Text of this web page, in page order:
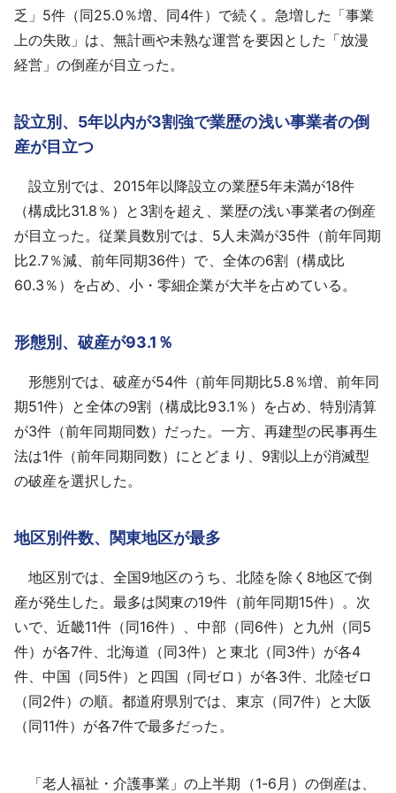
乏」5件（同25.0％増、同4件）で続く。急増した「事業
上の失敗」は、無計画や未熟な運営を要因とした「放漫
経営」の倒産が目立った。
設立別、5年以内が3割強で業歴の浅い事業者の倒
産が目立つ
設立別では、2015年以降設立の業歴5年未満が18件
（構成比31.8％）と3割を超え、業歴の浅い事業者の倒産
が目立った。従業員数別では、5人未満が35件（前年同期
比2.7％減、前年同期36件）で、全体の6割（構成比
60.3％）を占め、小・零細企業が大半を占めている。
形態別、破産が93.1％
形態別では、破産が54件（前年同期比5.8％増、前年同
期51件）と全体の9割（構成比93.1％）を占め、特別清算
が3件（前年同期同数）だった。一方、再建型の民事再生
法は1件（前年同期同数）にとどまり、9割以上が消滅型
の破産を選択した。
地区別件数、関東地区が最多
地区別では、全国9地区のうち、北陸を除く8地区で倒
産が発生した。最多は関東の19件（前年同期15件）。次
いで、近畿11件（同16件）、中部（同6件）と九州（同5
件）が各7件、北海道（同3件）と東北（同3件）が各4
件、中国（同5件）と四国（同ゼロ）が各3件、北陸ゼロ
（同2件）の順。都道府県別では、東京（同7件）と大阪
（同11件）が各7件で最多だった。
「老人福祉・介護事業」の上半期（1-6月）の倒産は、